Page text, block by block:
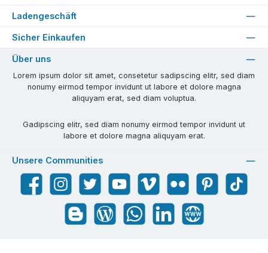
Ladengeschäft
Sicher Einkaufen
Über uns
Lorem ipsum dolor sit amet, consetetur sadipscing elitr, sed diam
nonumy eirmod tempor invidunt ut labore et dolore magna
aliquyam erat, sed diam voluptua.
Gadipscing elitr, sed diam nonumy eirmod tempor invidunt ut
labore et dolore magna aliquyam erat.
Unsere Communities
FacebookInstagram Twitter YouTube Vimeo Flickr Pinterest TikTok
Blogger Blog WhatsApp Website